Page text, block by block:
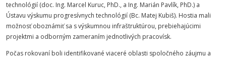
technológií (doc. Ing. Marcel Kuruc, PhD., a Ing. Marián Pavlík, PhD.) a
Ústavu výskumu progresívnych technológií (Bc. Matej Kubiš). Hostia mali
možnosť oboznámiť sa s výskumnou infraštruktúrou, prebiehajúcimi
projektmi a odborným zameraním jednotlivých pracovísk.
Počas rokovaní boli identifikované viaceré oblasti spoločného záujmu a